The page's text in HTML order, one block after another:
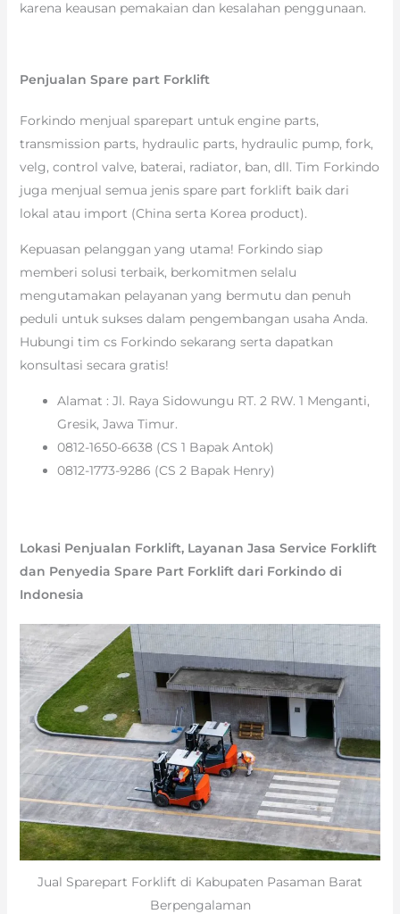
karena keausan pemakaian dan kesalahan penggunaan.
Penjualan Spare part Forklift
Forkindo menjual sparepart untuk engine parts,
transmission parts, hydraulic parts, hydraulic pump, fork,
velg, control valve, baterai, radiator, ban, dll. Tim Forkindo
juga menjual semua jenis spare part forklift baik dari
lokal atau import (China serta Korea product).
Kepuasan pelanggan yang utama! Forkindo siap
memberi solusi terbaik, berkomitmen selalu
mengutamakan pelayanan yang bermutu dan penuh
peduli untuk sukses dalam pengembangan usaha Anda.
Hubungi tim cs Forkindo sekarang serta dapatkan
konsultasi secara gratis!
Alamat : Jl. Raya Sidowungu RT. 2 RW. 1 Menganti,
Gresik, Jawa Timur.
0812-1650-6638 (CS 1 Bapak Antok)
0812-1773-9286 (CS 2 Bapak Henry)
Lokasi Penjualan Forklift, Layanan Jasa Service Forklift
dan Penyedia Spare Part Forklift dari Forkindo di
Indonesia
Jual Sparepart Forklift di Kabupaten Pasaman Barat
Berpengalaman